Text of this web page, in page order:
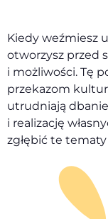
Kiedy weźmiesz
otworzysz przed
i możliwości. Tę
przekazom
utrudniają
i realizację
zgłębić te